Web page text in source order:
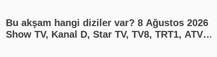
Bu akşam hangi diziler var? 8 Ağustos 2026
Show TV, Kanal D, Star TV, TV8, TRT1, ATV